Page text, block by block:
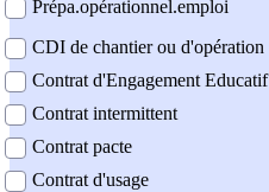
Prépa.opérationnel.emploi
CDI de chantier ou d'opération
Contrat d'Engagement Educatif
Contrat intermittent
Contrat pacte
Contrat d'usage